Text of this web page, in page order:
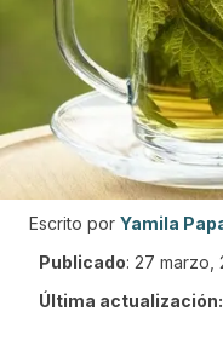
Escrito por Yamila
Publicado: 27 marzo,
Última actualización: